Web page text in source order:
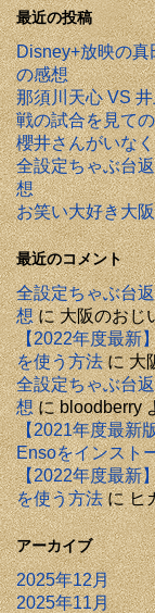
最近の投稿
Disney+放映の真
の感想
那須川天心 VS
戦の試合を見て
櫻井さんがいな
全設定ちゃぶ台
想
お笑い大好き大
最近のコメント
全設定ちゃぶ台
想に大阪のおじ
【2022年度最新
を使う方法に大
全設定ちゃぶ台
想にbloodberry
【2021年度最新
Ensoをインスト
【2022年度最新
を使う方法にヒ
アーカイブ
2025年12月
2025年11月